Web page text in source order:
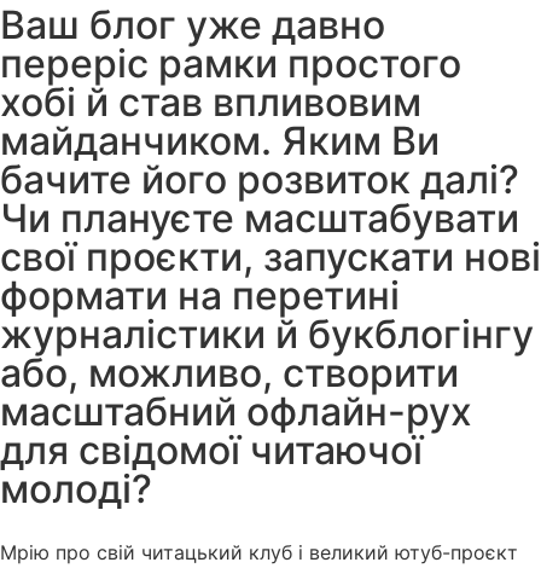
Ваш блог уже давно
переріс рамки простого
хобі й став впливовим
майданчиком. Яким Ви
бачите його розвиток далі?
Чи плануєте масштабувати
свої проєкти, запускати нові
формати на перетині
журналістики й букблогінгу
або, можливо, створити
масштабний офлайн-рух
для свідомої читаючої
молоді?
Мрію про свій читацький клуб і великий ютуб-проєкт